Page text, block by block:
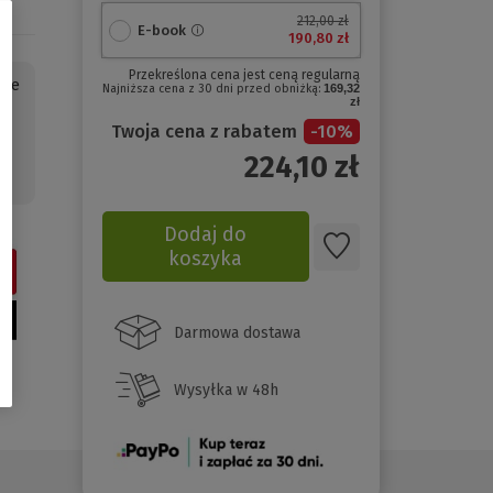
E-book
212,00 zł
190,80 zł
Przekreślona cena jest ceną regularną
Najniższa cena z 30 dni przed obniżką: 169,32
zł
Twoja cena z rabatem -10%
224,10 zł
Dodaj do
koszyka
Darmowa dostawa
Wysyłka w 48h
(Nowe